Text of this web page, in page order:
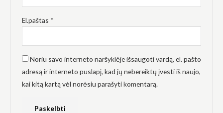
El.paštas *
Noriu savo interneto naršyklėje išsaugoti vardą, el. pašto
adresą ir interneto puslapį, kad jų nebereiktų įvesti iš naujo,
kai kitą kartą vėl norėsiu parašyti komentarą.